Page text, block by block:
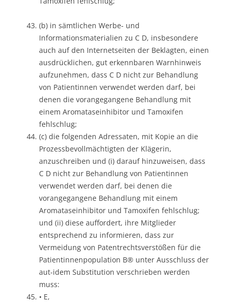
(b) in sämtlichen Werbe- und
Informationsmaterialien zu C D, insbesondere
auch auf den Internetseiten der Beklagten, einen
ausdrücklichen, gut erkennbaren Warnhinweis
aufzunehmen, dass C D nicht zur Behandlung
von Patientinnen verwendet werden darf, bei
denen die vorangegangene Behandlung mit
einem Aromataseinhibitor und Tamoxifen
fehlschlug;
(c) die folgenden Adressaten, mit Kopie an die
Prozessbevollmächtigten der Klägerin,
anzuschreiben und (i) darauf hinzuweisen, dass
C D nicht zur Behandlung von Patientinnen
verwendet werden darf, bei denen die
vorangegangene Behandlung mit einem
Aromataseinhibitor und Tamoxifen fehlschlug;
und (ii) diese auffordert, ihre Mitglieder
entsprechend zu informieren, dass zur
Vermeidung von Patentrechtsverstößen für die
Patientinnenpopulation B® unter Ausschluss der
aut-idem Substitution verschrieben werden
muss:
• E,